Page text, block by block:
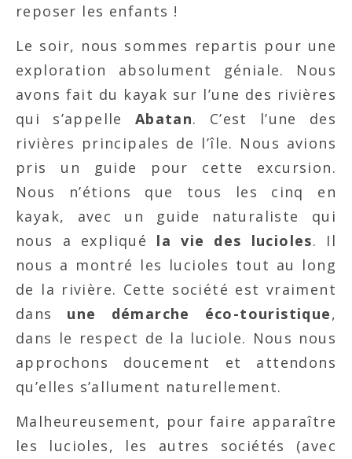
reposer les enfants !
Le soir, nous sommes repartis pour une
exploration absolument géniale. Nous
avons fait du kayak sur l’une des rivières
qui s’appelle Abatan. C’est l’une des
rivières principales de l’île. Nous avions
pris un guide pour cette excursion.
Nous n’étions que tous les cinq en
kayak, avec un guide naturaliste qui
nous a expliqué la vie des lucioles. Il
nous a montré les lucioles tout au long
de la rivière. Cette société est vraiment
dans
une démarche éco-touristique,
dans le respect de la luciole. Nous nous
approchons doucement et attendons
qu’elles s’allument naturellement.
Malheureusement, pour faire apparaître
les lucioles, les autres sociétés (avec